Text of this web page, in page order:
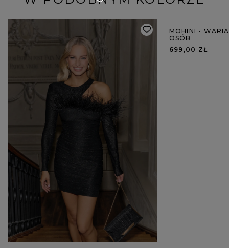
MOHINI -
OSÓB
699,00 ZŁ